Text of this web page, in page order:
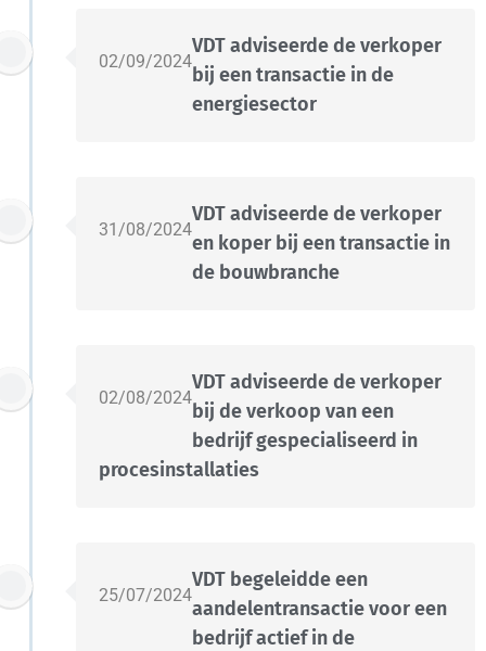
02/09/2024
VDT adviseerde de verkoper
bij een transactie in de
energiesector
31/08/2024
VDT adviseerde de verkoper
en koper bij een transactie in
de bouwbranche
02/08/2024
VDT adviseerde de verkoper
bij de verkoop van een
bedrijf gespecialiseerd in
procesinstallaties
25/07/2024
VDT begeleidde een
aandelentransactie voor een
bedrijf actief in de